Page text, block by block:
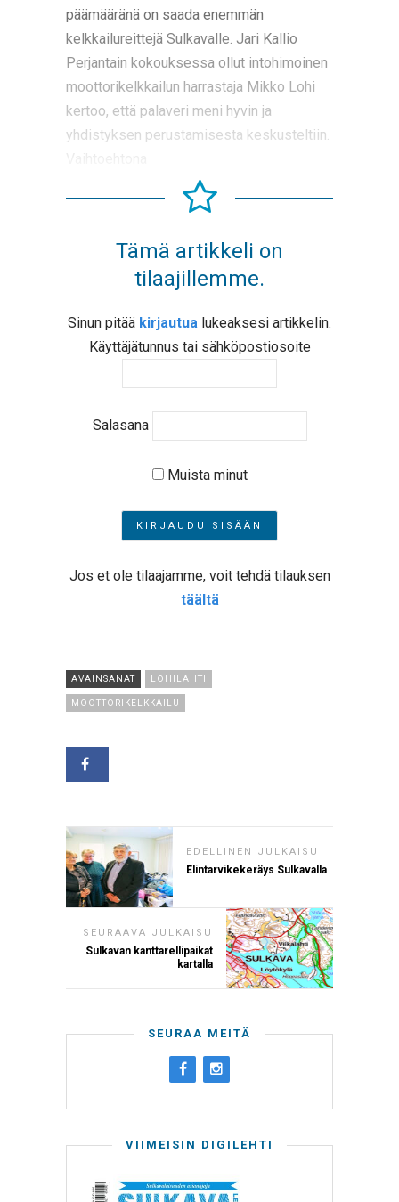
päämääränä on saada enemmän
kelkkailureittejä Sulkavalle. Jari Kallio
Perjantain kokouksessa ollut intohimoinen
moottorikelkkailun harrastaja Mikko Lohi
kertoo, että palaveri meni hyvin ja
yhdistyksen perustamisesta keskusteltiin.
Tämä artikkeli on
tilaajillemme.
Sinun pitää kirjautua lukeaksesi artikkelin.
Käyttäjätunnus tai sähköpostiosoite
Salasana
Muista minut
Jos et ole tilaajamme, voit tehdä tilauksen
täältä
AVAINSANAT LOHILAHTI
MOOTTORIKELKKAILU
EDELLINEN JULKAISU
Elintarvikekeräys Sulkavalla
SEURAAVA JULKAISU
Sulkavan kanttarellipaikat
kartalla
SEURAA MEITÄ
VIIMEISIN DIGILEHTI